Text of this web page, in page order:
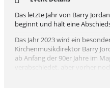
Das letzte Jahr von Barry
beginnt und hält eine
Das Jahr 2023 wird ein
Kirchenmusikdirektor Barry
ab Anfang der 90er Jahre im
verabschiedet, aber vorher